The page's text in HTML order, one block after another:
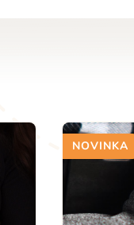
NOVINKA